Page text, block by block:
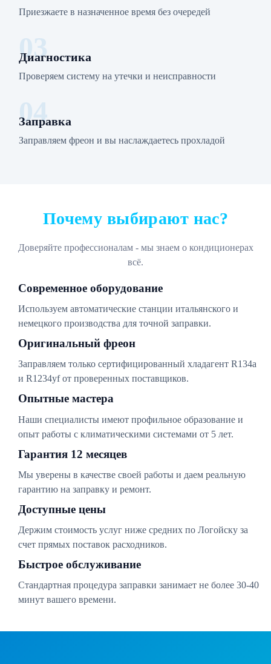
Приезжаете в назначенное время без очередей
03
Диагностика
Проверяем систему на утечки и неисправности
04
Заправка
Заправляем фреон и вы наслаждаетесь прохладой
Почему выбирают нас?
Доверяйте профессионалам - мы знаем о кондиционерах
всё.
Современное оборудование
Используем автоматические станции итальянского и
немецкого производства для точной заправки.
Оригинальный фреон
Заправляем только сертифицированный хладагент R134a
и R1234yf от проверенных поставщиков.
Опытные мастера
Наши специалисты имеют профильное образование и
опыт работы с климатическими системами от 5 лет.
Гарантия 12 месяцев
Мы уверены в качестве своей работы и даем реальную
гарантию на заправку и ремонт.
Доступные цены
Держим стоимость услуг ниже средних по Логойску за
счет прямых поставок расходников.
Быстрое обслуживание
Стандартная процедура заправки занимает не более 30-40
минут вашего времени.